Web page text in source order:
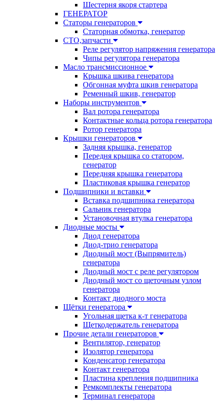
Шестерня якоря стартера
ГЕНЕРАТОР
Статоры генераторов
Статорная обмотка, генератор
СТО,запчасти
Реле регулятор напряжения генератора
Чипы регулятора генератора
Масло трансмиссионное
Крышка шкива генератора
Обгонная муфта шкив генератора
Ременный шкив, генератор
Наборы инструментов
Вал ротора генератора
Контактные кольца ротора генератора
Ротор генератора
Крышки генераторов
Задняя крышка, генератор
Передня крышка со статором,
генератор
Передняя крышка генератора
Пластиковая крышка генератор
Подшипники и вставки
Вставка подшипника генератора
Сальник генератора
Установочная втулка генератора
Диодные мосты
Диод генератора
Диод-трио генератора
Диодный мост (Выпрямитель)
генератора
Диодный мост с реле регулятором
Диодный мост со щеточным узлом
генератора
Контакт диодного моста
Щётки генератора
Угольная щетка к-т генератора
Щеткодержатель генератора
Прочие детали генераторов
Вентилятор, генератор
Изолятор генератора
Конденсатор генератора
Контакт генератора
Пластина крепления подшипника
Ремкомплекты генератора
Терминал генератора